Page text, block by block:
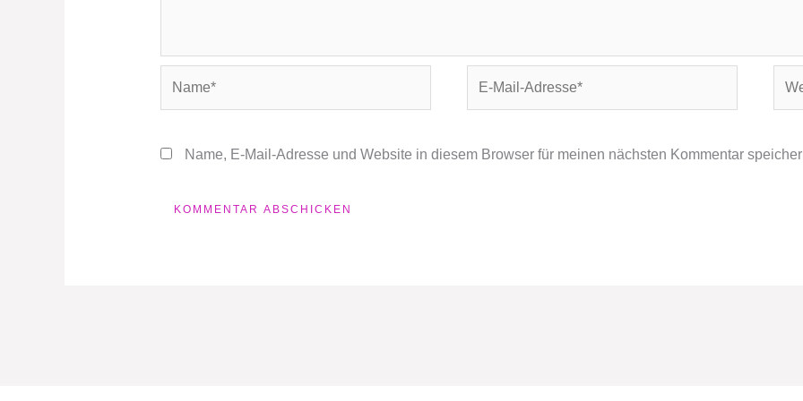
Mail-
Name, E-Mail-Adresse und Website in diesem Browser für meinen nächsten Kommentar